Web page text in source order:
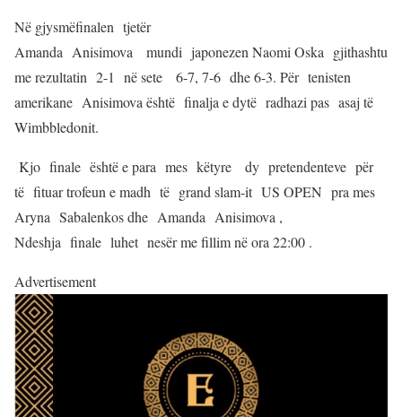
Në gjysmëfinalen tjetër
Amanda Anisimova mundi japonezen Naomi Oska gjithashtu
me rezultatin 2-1 në sete 6-7, 7-6 dhe 6-3. Për tenisten
amerikane Anisimova është finalja e dytë radhazi pas asaj të
Wimbbledonit.
Kjo finale është e para mes këtyre dy pretendenteve për
të fituar trofeun e madh të grand slam-it US OPEN pra mes
Aryna Sabalenkos dhe Amanda Anisimova ,
Ndeshja finale luhet nesër me fillim në ora 22:00 .
Advertisement